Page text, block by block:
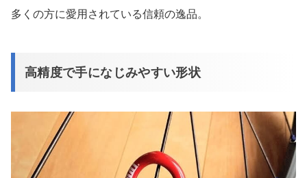
多くの方に愛用されている信頼の逸品。
高精度で手になじみやすい形状